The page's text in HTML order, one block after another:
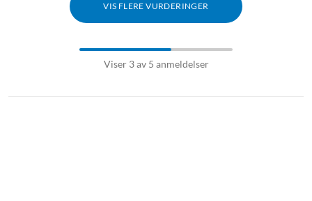
VIS FLERE VURDERINGER
Viser 3 av 5 anmeldelser